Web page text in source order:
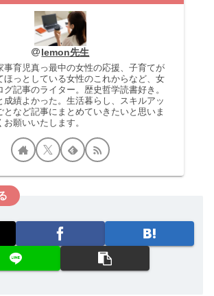
lemon先生
事育児真っ最中の女性の応援、子育てが
ほっとしている女性のこれからなど、女
グ記事のライター。歴史哲学読書好き。
成績よかった。生活暮らし、スキルアッ
となど記事にまとめていきたいと思いま
願いいたします。